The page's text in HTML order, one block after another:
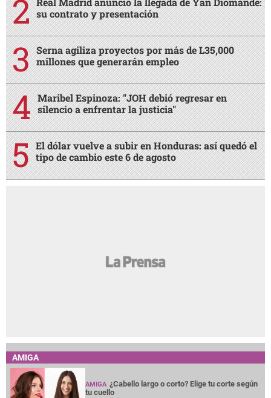
su contrato y presentación
Serna agiliza proyectos por más de L35,000
millones que generarán empleo
Maribel Espinoza: "JOH debió regresar en
silencio a enfrentar la justicia"
El dólar vuelve a subir en Honduras: así quedó el
tipo de cambio este 6 de agosto
AMIGA
AMIGA ¿Cabello largo o corto? Elige tu corte según
tu cuello